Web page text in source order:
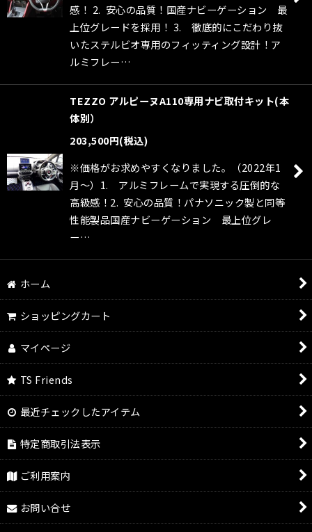
感！ 2. 安心の品質！国産ナビーゲーション 最
上位グレードを採用！ 3. 徹底的にこだわり抜
いたステルビオ専用のフィッティング設計！ア
ルミフレー…
TEZZO アルピーヌA110専用ナビ取付キット(本
体別）
203,500円(税込)
※価格がお求めやすくなりました。（2022年1
月〜）1. アルミフレームで実現する圧倒的な
高級感！2. 安心の品質！パナソニック製と同等
性能製品国産ナビーゲーション 最上位グレ
ー…
ホーム
ショッピングカート
マイページ
TS Friends
最近チェックしたアイテム
特定商取引法表示
ご利用案内
お問い合せ